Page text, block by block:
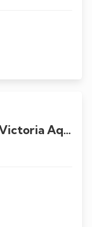
Marcela Victoria Aquino Ortiz